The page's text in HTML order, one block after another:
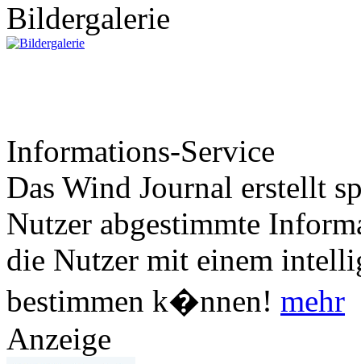
Bildergalerie
Informations-Service
Das Wind Journal erstellt
Nutzer abgestimmte
die Nutzer mit einem
bestimmen k�nnen! mehr
Anzeige